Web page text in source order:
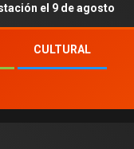
de agosto
CULTURAL